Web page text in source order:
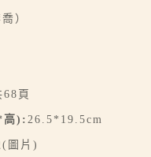
）
頁
高): 26.5*19.5cm
(圖片)